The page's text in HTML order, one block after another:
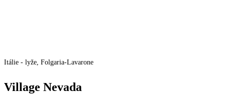
Itálie - lyže, Folgaria-Lavarone
Village Nevada